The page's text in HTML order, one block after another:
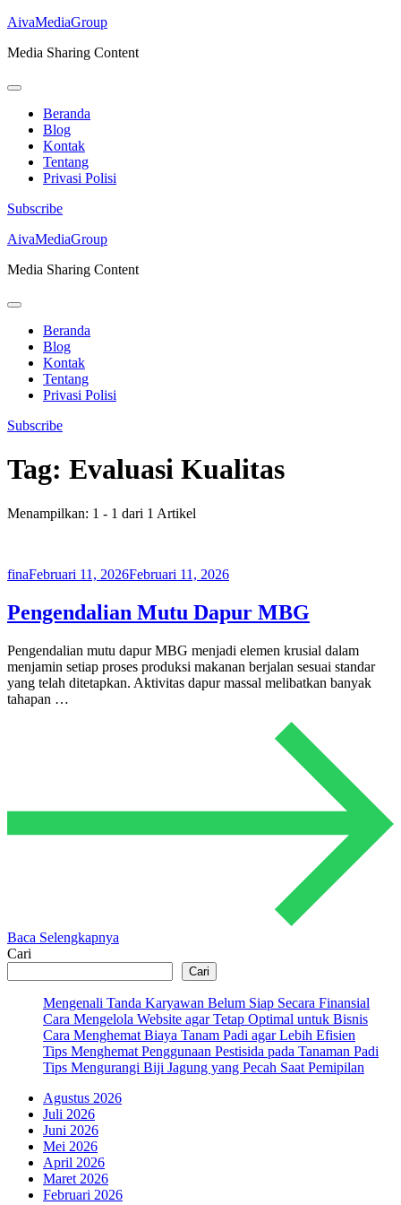
AivaMediaGroup
Media Sharing Content
Beranda
Blog
Kontak
Tentang
Privasi Polisi
Subscribe
Lompat
konten
Enter)
AivaMediaGroup
Media Sharing Content
Beranda
Blog
Kontak
Tentang
Privasi Polisi
Subscribe
Tag: Evaluasi Kualitas
Menampilkan: 1 - 1 dari 1 Artikel
finaFebruari 11, 2026Februari 11, 2026
Pengendalian Mutu Dapur MBG
Pengendalian mutu dapur MBG menjadi elemen krusial dalam
menjamin setiap proses produksi makanan berjalan sesuai standar
yang telah ditetapkan. Aktivitas dapur massal melibatkan banyak
tahapan …
Baca Selengkapnya
Cari
Cari
Mengenali Tanda Karyawan Belum Siap Secara Finansial
Cara Mengelola Website agar Tetap Optimal untuk Bisnis
Cara Menghemat Biaya Tanam Padi agar Lebih Efisien
Tips Menghemat Penggunaan Pestisida pada Tanaman Padi
Tips Mengurangi Biji Jagung yang Pecah Saat Pemipilan
Agustus 2026
Juli 2026
Juni 2026
Mei 2026
April 2026
Maret 2026
Februari 2026